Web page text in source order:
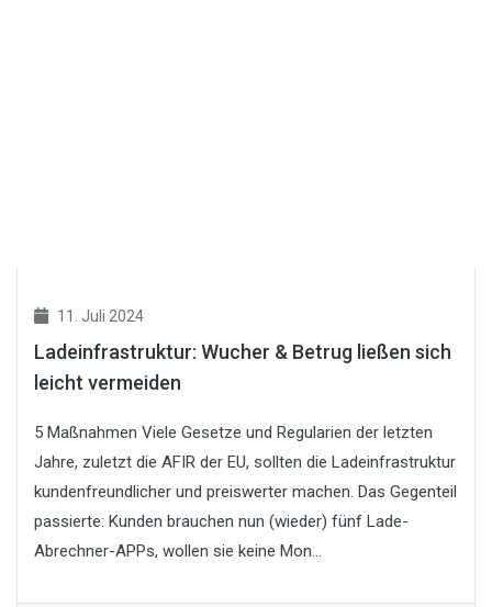
11. Juli 2024
Ladeinfrastruktur: Wucher & Betrug ließen sich
leicht vermeiden
5 Maßnahmen Viele Gesetze und Regularien der letzten
Jahre, zuletzt die AFIR der EU, sollten die Ladeinfrastruktur
kundenfreundlicher und preiswerter machen. Das Gegenteil
passierte: Kunden brauchen nun (wieder) fünf Lade-
Abrechner-APPs, wollen sie keine Mon...